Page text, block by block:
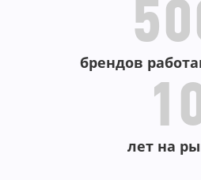
брендов
лет на